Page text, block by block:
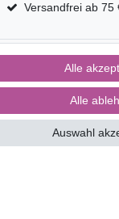
Versandfrei ab 75
Alle
Alle
Auswahl